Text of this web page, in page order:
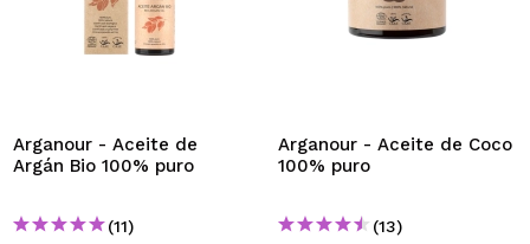
Arganour - Aceite de
Argán Bio 100% puro
(11)
Arganour - Aceite de Coco
100% puro
(13)